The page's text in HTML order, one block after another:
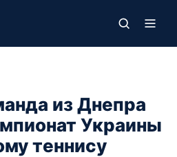
из Днепра
Украины
теннису